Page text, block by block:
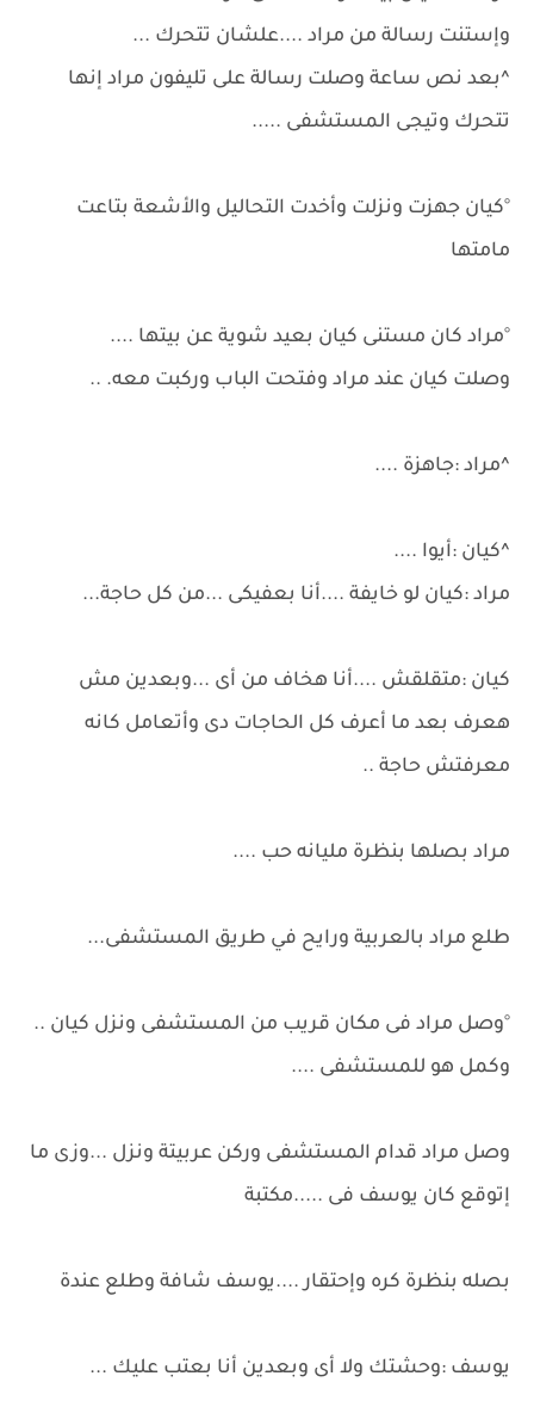
وإستنت رسالة من مراد ....علشان تتحرك ...
^بعد نص ساعة وصلت رسالة على تليفون مراد إنها
تتحرك وتيجى المستشفى .....
°كيان جهزت ونزلت وأخدت التحاليل والأشعة بتاعت
مامتها
°مراد كان مستنى كيان بعيد شوية عن بيتها ....
وصلت كيان عند مراد وفتحت الباب وركبت معه. ..
^مراد :جاهزة ....
^كيان :أيوا ....
مراد :كيان لو خايفة ....أنا بعفيكى ...من كل حاجة...
كيان :متقلقش ....أنا هخاف من أى ...وبعدين مش
هعرف بعد ما أعرف كل الحاجات دى وأتعامل كانه
معرفتش حاجة ..
مراد بصلها بنظرة مليانه حب ....
طلع مراد بالعربية ورايح في طريق المستشفى...
°وصل مراد فى مكان قريب من المستشفى ونزل كيان ..
وكمل هو للمستشفى ....
وصل مراد قدام المستشفى وركن عربيتة ونزل ...وزى ما
إتوقع كان يوسف فى .....مكتبة
بصله بنظرة كره وإحتقار ....يوسف شافة وطلع عندة
يوسف :وحشتك ولا أى وبعدين أنا بعتب عليك ...